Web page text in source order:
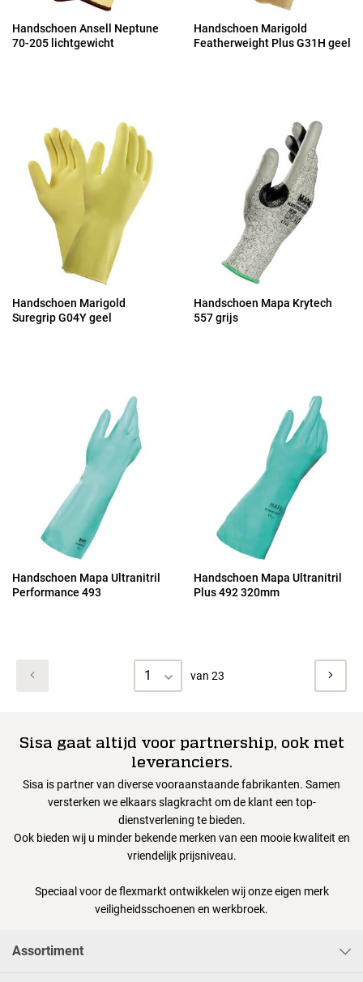
Handschoen Ansell Neptune
70-205 lichtgewicht
Handschoen Marigold
Featherweight Plus G31H geel
Handschoen Marigold
Suregrip G04Y geel
Handschoen Mapa Krytech
557 grijs
Handschoen Mapa Ultranitril
Performance 493
Handschoen Mapa Ultranitril
Plus 492 320mm
1 van 23
Sisa gaat altijd voor partnership, ook met
leveranciers.
Sisa is partner van diverse vooraanstaande fabrikanten. Samen
versterken we elkaars slagkracht om de klant een top-
dienstverlening te bieden.
Ook bieden wij u minder bekende merken van een mooie kwaliteit en
vriendelijk prijsniveau.
Speciaal voor de flexmarkt ontwikkelen wij onze eigen merk
veiligheidsschoenen en werkbroek.
Assortiment